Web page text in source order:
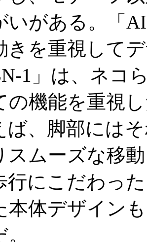
いがある。「
きを重視して
1」は、ネコ
の機能を重視
ば、脚部には
スムーズな移
行にこだわっ
本体デザイン